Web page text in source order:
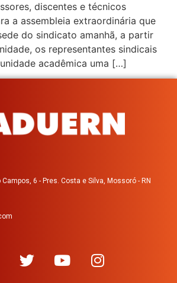
discentes e técnicos
a assembleia extraordinária que
do sindicato amanhã, a partir
os representantes sindicais
acadêmica uma […]
Campos, 6 - Pres. Costa e Silva, Mossoró - RN